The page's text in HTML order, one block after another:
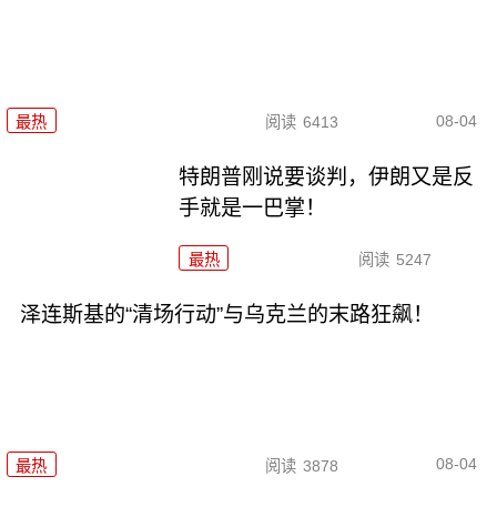
最热 阅读 6413 08-04
特朗普刚说要谈判，伊朗又是反
手就是一巴掌！
最热 阅读 5247
泽连斯基的“清场行动”与乌克兰的末路狂飙！
最热 阅读 3878 08-04